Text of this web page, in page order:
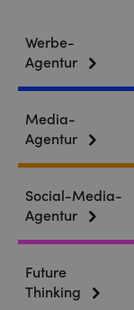
Werbe-
Agentur
Media-
Agentur
Social-Media-
Agentur
Future
Thinking